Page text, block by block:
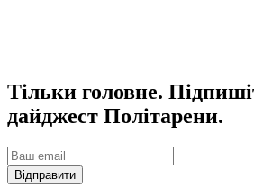
Тільки головне.
дайджест Політарени.
Відправити